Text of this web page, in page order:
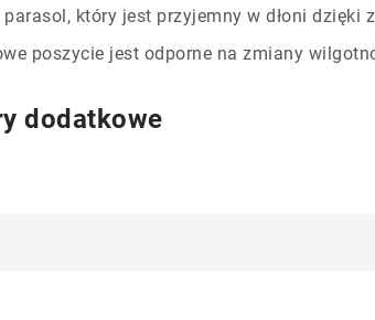
parasol, który jest przyjemny w dłoni dzięki
poszycie jest odporne na zmiany
dodatkowe